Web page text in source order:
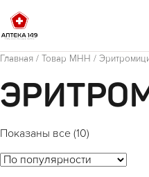
Главная / Товар МНН /
Показаны все (10)